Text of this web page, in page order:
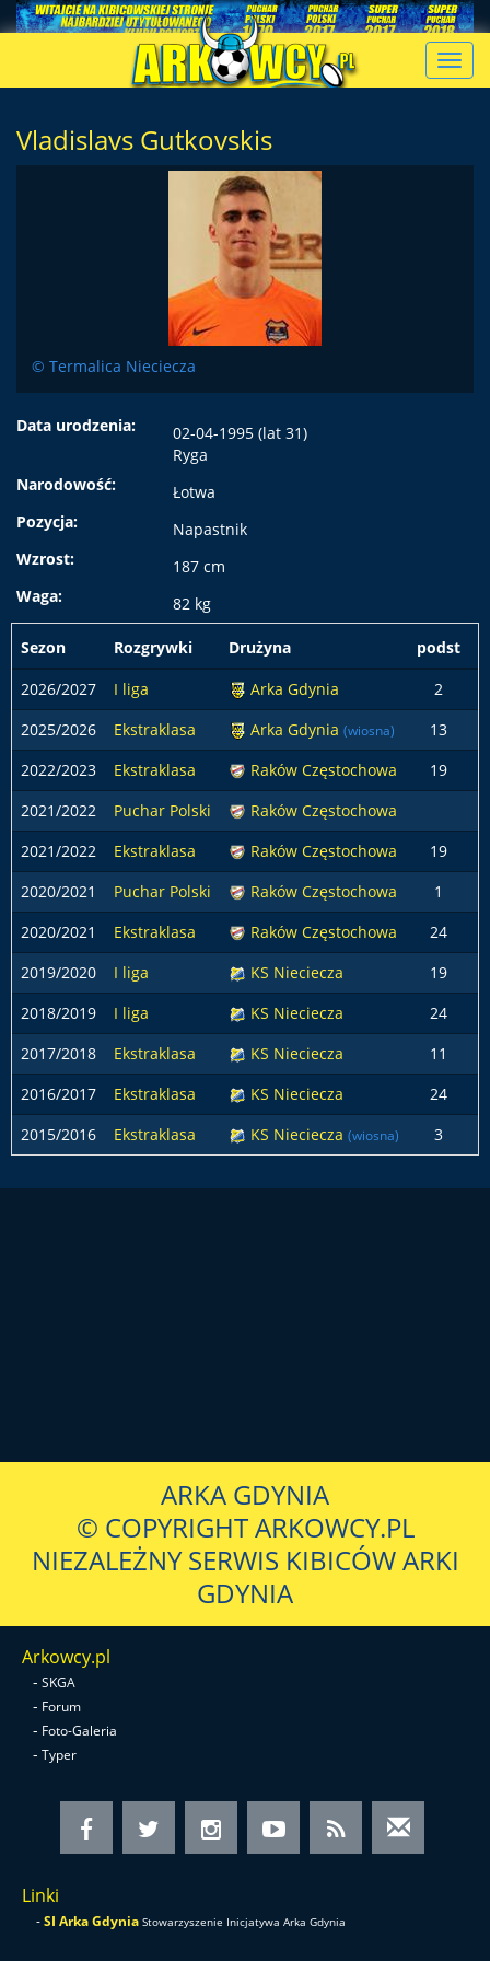
Vladislavs Gutkovskis
© Termalica Nieciecza
Data urodzenia:
02-04-1995 (lat 31)
Ryga
Narodowość:
Łotwa
Pozycja:
Napastnik
Wzrost:
187 cm
Waga:
82 kg
Sezon Rozgrywki Drużyna podst
2026/2027
I liga Arka Gdynia
2
2025/2026
Ekstraklasa Arka Gdynia (wiosna)
13
2022/2023
Ekstraklasa Raków Częstochowa
19
2021/2022
Puchar Polski
Raków Częstochowa
2021/2022
Ekstraklasa Raków Częstochowa
19
2020/2021
Puchar Polski Raków Częstochowa
1
2020/2021
Ekstraklasa Raków Częstochowa
24
2019/2020
I liga KS Nieciecza
19
2018/2019
I liga KS Nieciecza
24
2017/2018
Ekstraklasa KS Nieciecza
11
2016/2017
Ekstraklasa KS Nieciecza
24
2015/2016
Ekstraklasa KS Nieciecza (wiosna) 3
ARKA GDYNIA
© COPYRIGHT ARKOWCY.PL
NIEZALEŻNY SERWIS KIBICÓW ARKI
GDYNIA
Arkowcy.pl
- SKGA
- Forum
- Foto-Galeria
- Typer
Linki
-SI Arka Gdynia Stowarzyszenie Inicjatywa Arka Gdynia